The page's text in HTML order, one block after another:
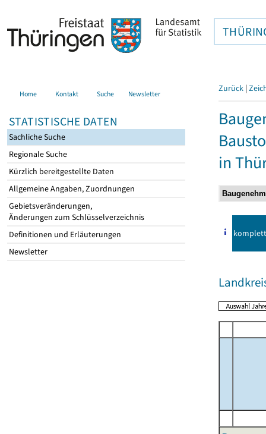
Home Kontakt Suche Newsletter
STATISTISCHE DATEN
Sachliche Suche
Regionale Suche
Kürzlich bereitgestellte Daten
Allgemeine Angaben, Zuordnungen
Gebietsveränderungen,
Änderungen zum Schlüsselverzeichnis
Definitionen und Erläuterungen
Newsletter
Zurück |
in
komplett